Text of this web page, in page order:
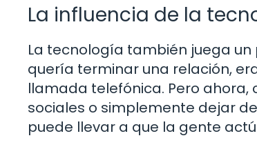
La influencia de la
La tecnología también juega
quería terminar una relación,
llamada telefónica. Pero ahora,
sociales o simplemente dejar
puede llevar a que la gente